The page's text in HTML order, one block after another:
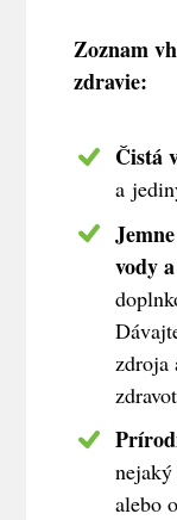
Zoznam
zdravie:
Čistá
a
vody
zdroja
alebo